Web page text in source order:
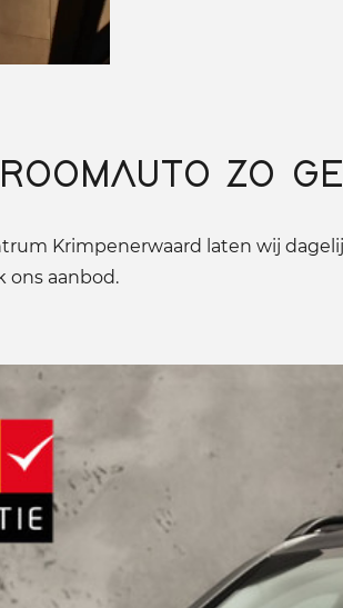
ZO
Krimpenerwaard laten wij
ons aanbod.